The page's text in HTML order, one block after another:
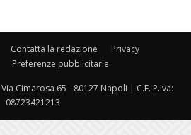
Contatta la redazione
Privacy
Preferenze pubblicitarie
Cimarosa 65 - 80127 Napoli | C.F. P.Iva:
08723421213